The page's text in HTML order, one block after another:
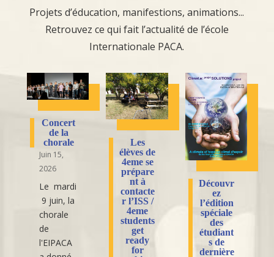
Projets d’éducation, manifestions, animations...
Retrouvez ce qui fait l’actualité de l’école
Internationale PACA.
Concert
de la
chorale
Juin 15,
2026
Le mardi
9 juin, la
chorale
de
l'EIPACA
Les
élèves de
4eme se
prépare
nt à
contacte
r l’ISS /
4eme
students
get
ready
for
Découvr
ez
l’édition
spéciale
des
étudiant
s de
dernière